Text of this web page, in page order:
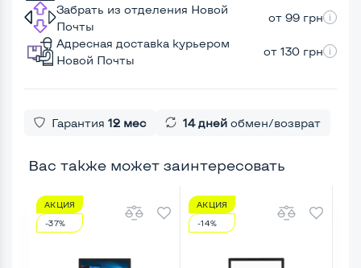
Забрать из отделения Новой
Почты
от 99 грн
Адресная доставка курьером
Новой Почты
от 130 грн
Гарантия 12 мес 14 дней обмен/возврат
Вас также может заинтересовать
АКЦИЯ
-37%
АКЦИЯ
-14%